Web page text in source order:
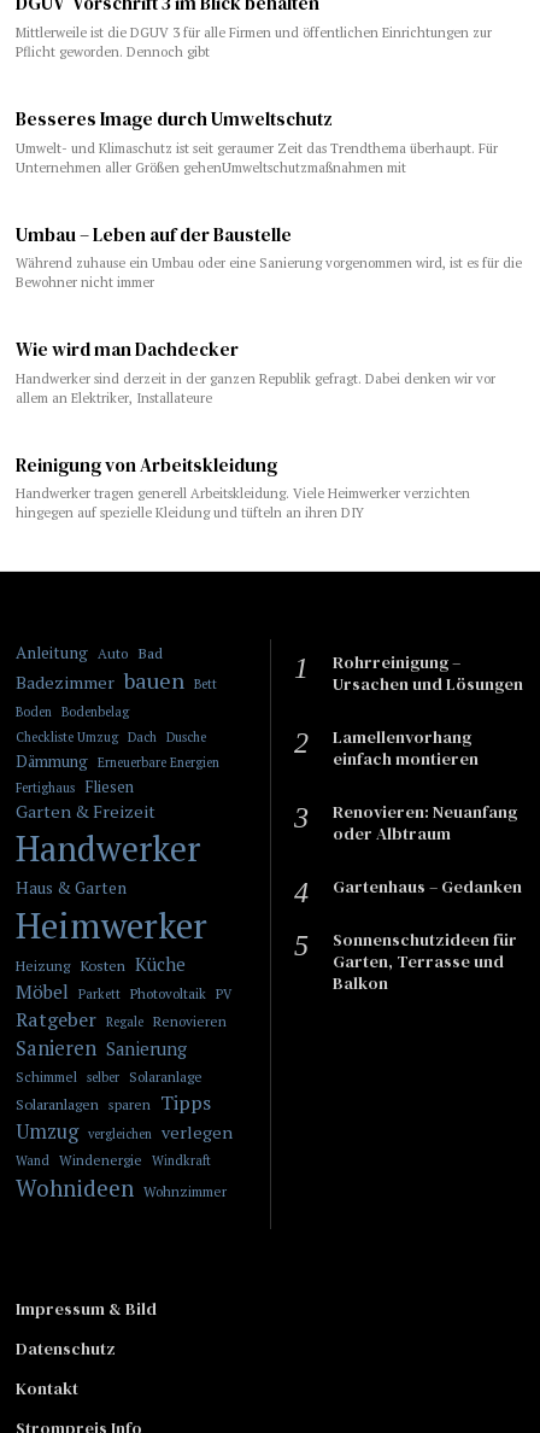
Mittlerweile ist die DGUV 3 für alle Firmen und öffentlichen Einrichtungen zur
Pflicht geworden. Dennoch gibt
Besseres Image durch Umweltschutz
Umwelt- und Klimaschutz ist seit geraumer Zeit das Trendthema überhaupt. Für
Unternehmen aller Größen gehenUmweltschutzmaßnahmen mit
Umbau – Leben auf der Baustelle
Während zuhause ein Umbau oder eine Sanierung vorgenommen wird, ist es für die
Bewohner nicht immer
Wie wird man Dachdecker
Handwerker sind derzeit in der ganzen Republik gefragt. Dabei denken wir vor
allem an Elektriker, Installateure
Reinigung von Arbeitskleidung
Handwerker tragen generell Arbeitskleidung. Viele Heimwerker verzichten
hingegen auf spezielle Kleidung und tüfteln an ihren DIY
Anleitung Auto Bad
Badezimmer bauen
Bett
Boden
Bodenbelag
Checkliste Umzug Dach Dusche
Dämmung
Erneuerbare Energien
Fertighaus
Fliesen
Garten & Freizeit
Handwerker
Haus & Garten
Heimwerker
Heizung Kosten Küche
Möbel Parkett Photovoltaik PV
Ratgeber Regale Renovieren
Sanieren Sanierung
Schimmel selber Solaranlage
Solaranlagen sparen Tipps
Umzug vergleichen verlegen
Wand Windenergie Windkraft
Wohnideen Wohnzimmer
Rohrreinigung –
Ursachen und Lösungen
Lamellenvorhang
einfach montieren
​​Renovieren: Neuanfang
oder Albtraum
Gartenhaus – Gedanken
Sonnenschutzideen für
Garten, Terrasse und
Balkon
Impressum & Bild
Datenschutz
Kontakt